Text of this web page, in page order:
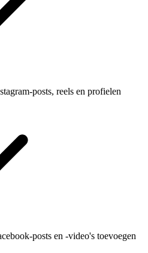
posts, reels en profielen
posts en -video's toevoegen